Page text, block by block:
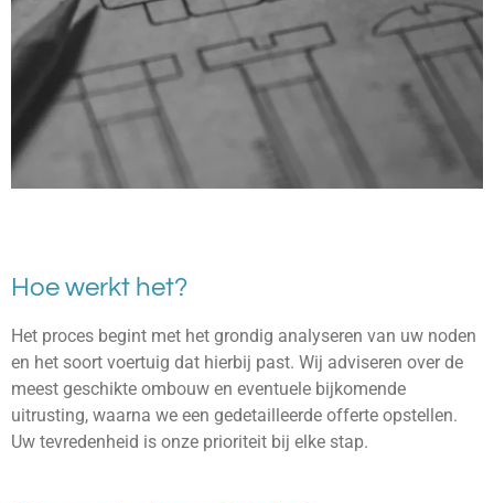
Hoe werkt het?
Het proces begint met het grondig analyseren van uw noden
en het soort voertuig dat hierbij past. Wij adviseren over de
meest geschikte ombouw en eventuele bijkomende
uitrusting, waarna we een gedetailleerde offerte opstellen.
Uw tevredenheid is onze prioriteit bij elke stap.